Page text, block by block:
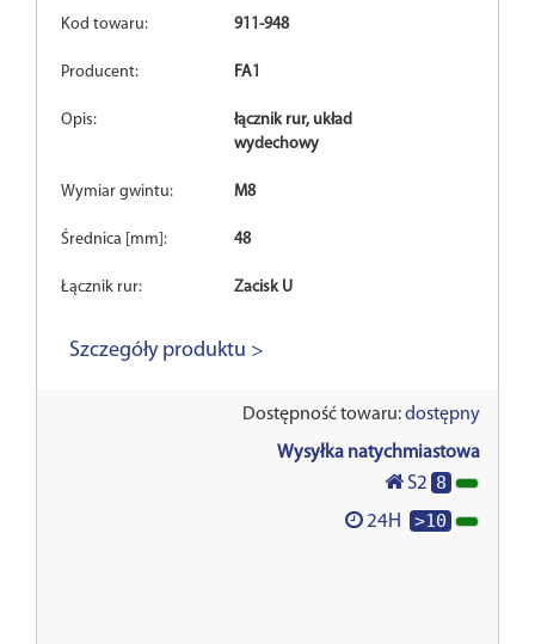
Kod towaru: 911-948
Producent: FA1
Opis:
łącznik rur, układ
wydechowy
Wymiar gwintu: M8
Średnica [mm]: 48
Łącznik rur: Zacisk U
Szczegóły produktu >
Dostępność towaru:dostępny
Wysyłka natychmiastowa
S2 8
24H >10